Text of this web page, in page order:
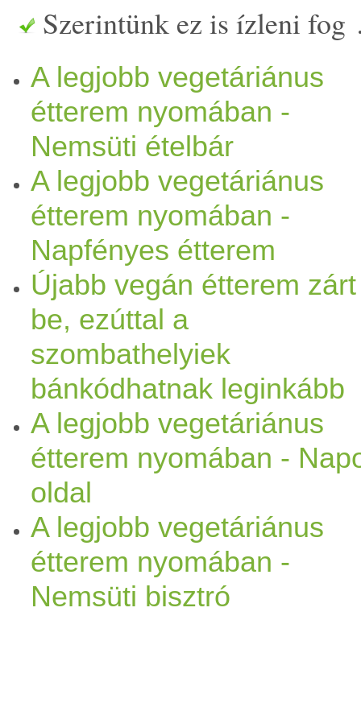
Szerintünk ez is ízleni
A legjobb vegetáriánus
étterem nyomában -
Nemsüti ételbár
A legjobb vegetáriánus
étterem nyomában -
Napfényes étterem
Újabb vegán étterem zárt
be, ezúttal a
szombathelyiek
bánkódhatnak leginkább
A legjobb vegetáriánus
étterem nyomában -
oldal
A legjobb vegetáriánus
étterem nyomában -
Nemsüti bisztró